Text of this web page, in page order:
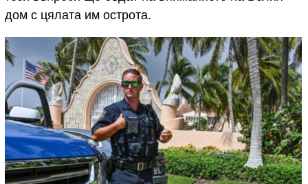
дом с цялата им острота.